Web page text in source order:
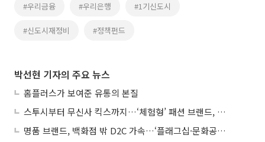
#우리금융 #우리은행 #1기신도시
#신도시재정비 #정책펀드
박선현 기자의 주요 뉴스
홈플러스가 보여준 유통의 본질
스투시부터 무신사 킥스까지…‘체험형’ 패션 브랜드, 잇단 제주행
명품 브랜드, 백화점 밖 D2C 가속…‘플래그십·문화공간’ 전략 눈길